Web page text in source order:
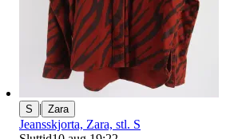
S | Zara
Jeansskjorta, Zara, stl. S